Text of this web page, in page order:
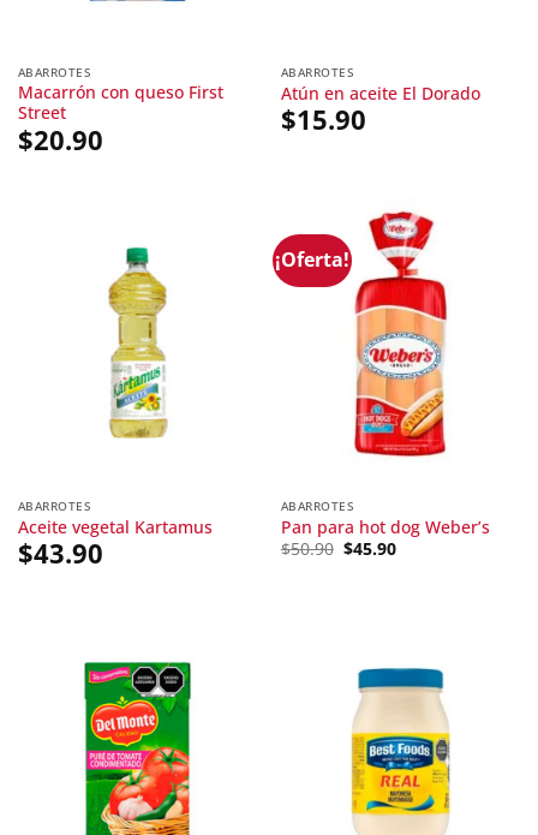
ABARROTES
Macarrón con queso First
Street
$20.90
ABARROTES
Atún en aceite El Dorado
$15.90
ABARROTES
Aceite vegetal Kartamus
$43.90
¡Oferta!
ABARROTES
Pan para hot dog Weber’s
$50.90 Original
$45.90Current